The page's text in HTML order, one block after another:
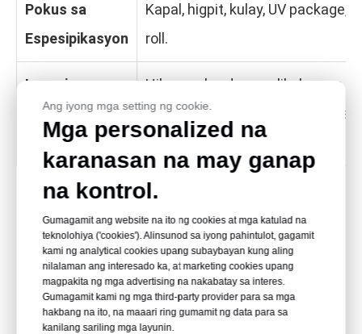
Pokus sa
Espesipikasyon
Kapal, higpit, kulay, UV package,
roll.
Layunin ng
Kategorya ng
HSQY
Hilaw na berdeng pelikula para
damo at produksyon ng mga
Paano Pinoproseso ang Artipisyal na Damo na
Bakod na Pelikula
Pagpili ng kulay at grado:Pumipili ang
tagagawa ng mga berdeng lilim, grado ng PVC,
pakete ng UV, tibay at ibabaw.
Ang iyong mga setting ng cookie.
Mga personalized na
karanasan na may ganap
na kontrol.
Gumagamit ang website na ito ng cookies at mga katulad na
teknolohiya ('cookies'). Alinsunod sa iyong pahintulot, gagamit
kami ng analytical cookies upang subaybayan kung aling
nilalaman ang interesado ka, at marketing cookies upang
magpakita ng mga advertising na nakabatay sa interes.
Gumagamit kami ng mga third-party provider para sa mga
hakbang na ito, na maaari ring gumamit ng data para sa
kanilang sariling mga layunin.